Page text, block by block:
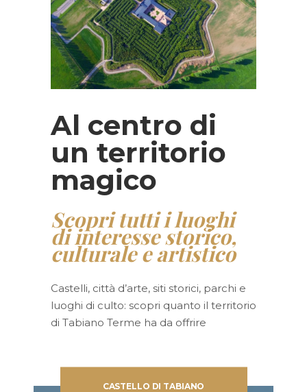
Al centro di
un territorio
magico
Scopri tutti i luoghi
di interesse storico,
culturale e artistico
Castelli, città d’arte, siti storici, parchi e
luoghi di culto: scopri quanto il territorio
di Tabiano Terme ha da offrire
CASTELLO DI TABIANO